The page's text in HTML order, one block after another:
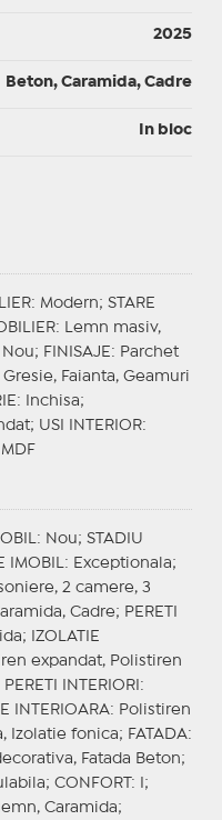
2025
Beton, Caramida, Cadre
In bloc
: Modern; STARE
: Lemn masiv,
Nou; FINISAJE : Parchet
Faianta, Geamuri
: Inchisa;
USI INTERIOR:
: Nou; STADIU
IMOBIL : Exceptionala;
2 camere, 3
Cadre; PERETI
IZOLATIE
expandat, Polistiren
PERETI INTERIORI :
INTERIOARA: Polistiren
Izolatie fonica; FATADA:
Fatada Beton;
CONFORT : I;
Caramida;